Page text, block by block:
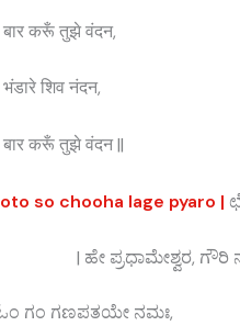
बार करूँ तुझे वंदन,
शिव नंदन,
बार करूँ तुझे वंदन ||
so chooha lage pyaro |
| ಹೇ ಪ್ರಧಾಮೇಶ್ವರ, ಗೌರಿ
ಗಂ ಗಣಪತಯೇ ನಮಃ,